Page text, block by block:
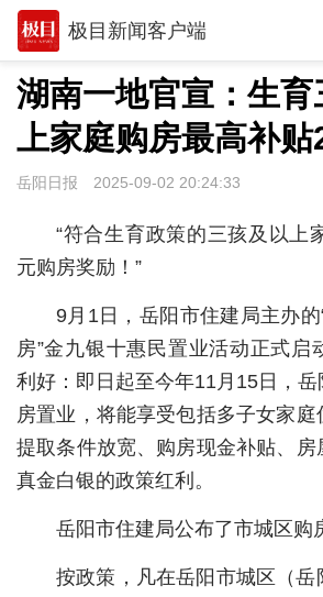
极目新闻客户端
推荐
观点
时政
武汉
世相
环球
专题
极客圈
经济
城建
科教
湖南一地官宣：生育
上家庭购房最高补
岳阳日报 2025-09-02 20:24:33
“符合生育政策的三孩及以上
元购房奖励！”
9月1日，岳阳市住建局主办的
房”金九银十惠民置业活动正式启
利好：即日起至今年11月15日，
房置业，将能享受包括多子女家
提取条件放宽、购房现金补贴、房
真金白银的政策红利。
岳阳市住建局公布了市城区购
按政策，凡在岳阳市城区（岳